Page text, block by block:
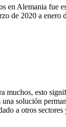
en Alemania fue
de 2020 a
muchos, esto
una solución
a otros